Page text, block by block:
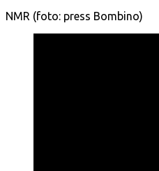
NMR (foto: press Bombino)